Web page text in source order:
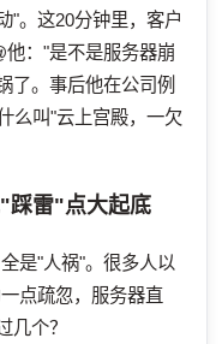
"。这20分钟里，客户
："是不是服务器崩
了。事后他在公司例
么叫"云上宫殿，一欠
踩雷"点大起底
是"人祸"。很多人以
点疏忽，服务器直
几个？